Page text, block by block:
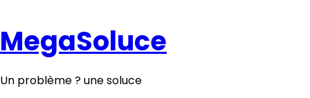
contenu
MegaSoluce
Un problème ? une soluce